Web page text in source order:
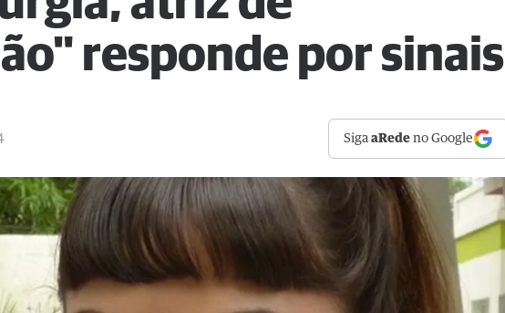
responde por sinais
SigaaRede no Google